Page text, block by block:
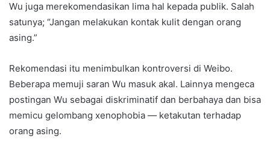
Wu juga merekomendasikan lima hal kepada publik. Salah
satunya; “Jangan melakukan kontak kulit dengan orang
asing.”
Rekomendasi itu menimbulkan kontroversi di Weibo.
Beberapa memuji saran Wu masuk akal. Lainnya mengeca
postingan Wu sebagai diskriminatif dan berbahaya dan bisa
memicu gelombang xenophobia — ketakutan terhadap
orang asing.